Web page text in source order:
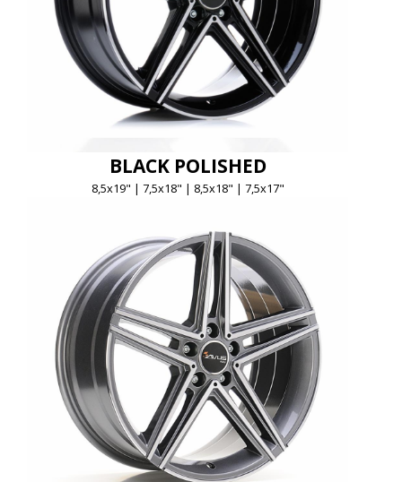
BLACK POLISHED
8,5x19" | 7,5x18" | 8,5x18" | 7,5x17"